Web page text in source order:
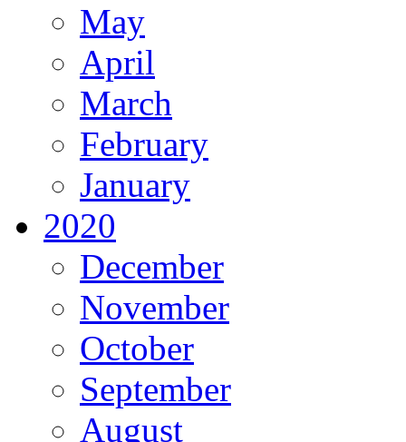
May
April
March
February
January
2020
December
November
October
September
August